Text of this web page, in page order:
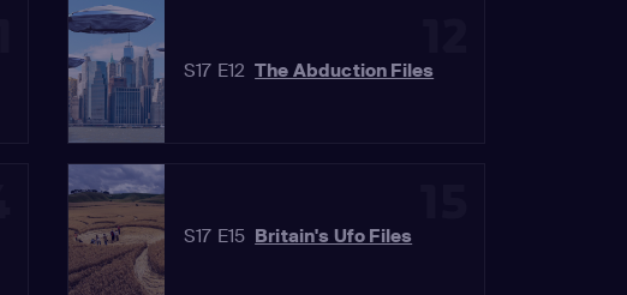
S17 E12 The Abduction Files
S17 E15 Britain's Ufo Files